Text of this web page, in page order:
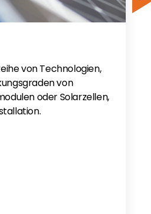
von Technologien,
von
oder Solarzellen,